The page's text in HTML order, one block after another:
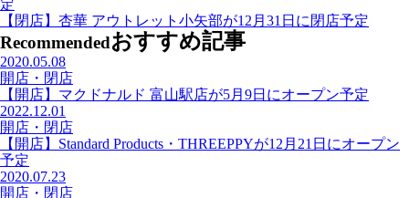
定
【閉店】杏華 アウトレット小矢部が12月31日に閉店予定
Recommendedおすすめ記事
2020.05.08
開店・閉店
【開店】マクドナルド 富山駅店が5月9日にオープン予定
2022.12.01
開店・閉店
【開店】Standard Products・THREEPPYが12月21日にオープン
予定
2020.07.23
開店・閉店